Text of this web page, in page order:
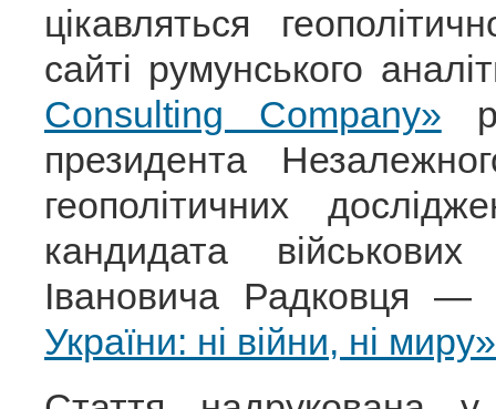
цікавляться
сайті румунського
Consulting Company»
президента
геополітичних
кандидата
Івановича Радковця —
України: ні війни, ні миру»